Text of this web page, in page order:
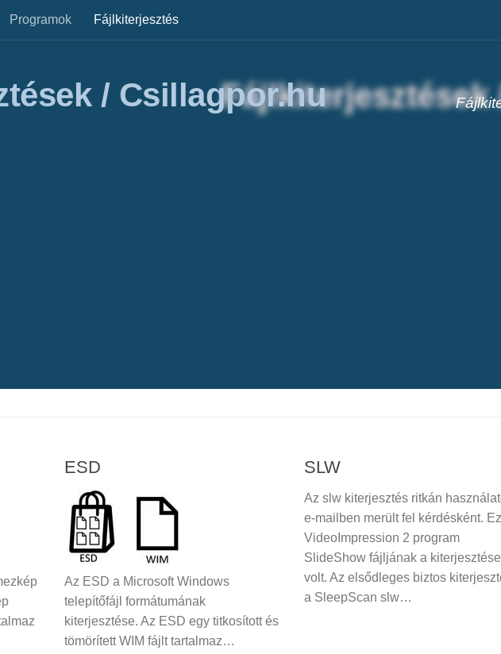
Programok Fájlkiterjesztés
/ Csillagpor.hu
ESD
Az ESD a Microsoft Windows
telepítőfájl formátumának
kiterjesztése. Az ESD egy titkosított és
tömörített WIM fájlt tartalmaz…
SLW
Az slw kiterjesztés ritkán
e-mailben merült fel kérdésként.
VideoImpression 2 program
SlideShow fájljának a kiterjesztése
volt. Az elsődleges biztos
a SleepScan slw…